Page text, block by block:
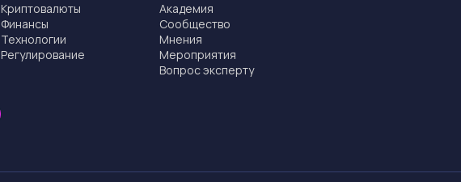
Криптовалюты
Финансы
Технологии
Регулирование
Академия
Cообщество
Мнения
Мероприятия
Вопрос эксперту